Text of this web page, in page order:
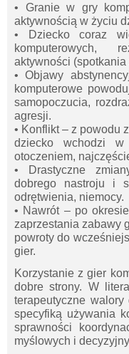
• Granie w gry
aktywnością w życiu
• Dziecko coraz
komputerowych,
aktywności
• Objawy
komputerowe
samopoczucia,
agresji.
• Konflikt – z powodu
dziecko wchodzi
otoczeniem,
• Drastyczne
dobrego nastroju i
odrętwienia, niemocy.
• Nawrót – po
zaprzestania zabawy
powroty do
gier.
Korzystanie z gier
dobre strony. W
terapeutyczne
specyfiką używania
sprawności
myślowych i